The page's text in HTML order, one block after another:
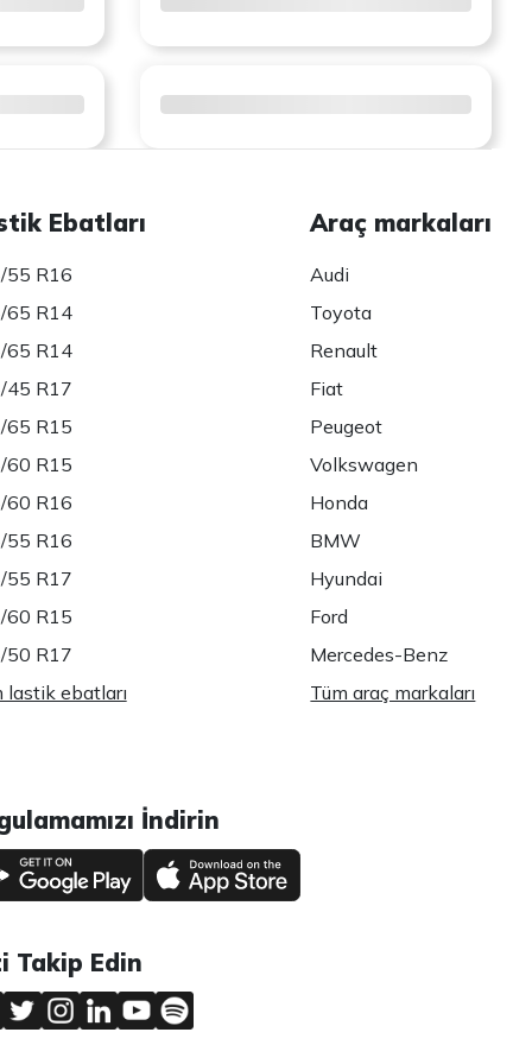
Ebatları
55 R16
65 R14
65 R14
45 R17
65 R15
60 R15
60 R16
55 R16
55 R17
60 R15
50 R17
lastik ebatları
Araç markaları
Audi
Toyota
Renault
Fiat
Peugeot
Volkswagen
Honda
BMW
Hyundai
Ford
Mercedes-Benz
Tüm araç markaları
İndirin
Takip Edin